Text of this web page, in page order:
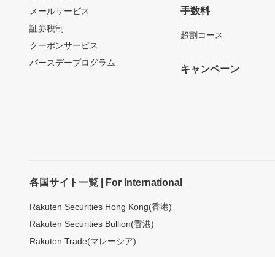
メールサービス
証券税制
クーポンサービス
バースデープログラム
手数料
超割コース
キャンペーン
各国サイト一覧 | For International
Rakuten Securities Hong Kong(香港)
Rakuten Securities Bullion(香港)
Rakuten Trade(マレーシア)